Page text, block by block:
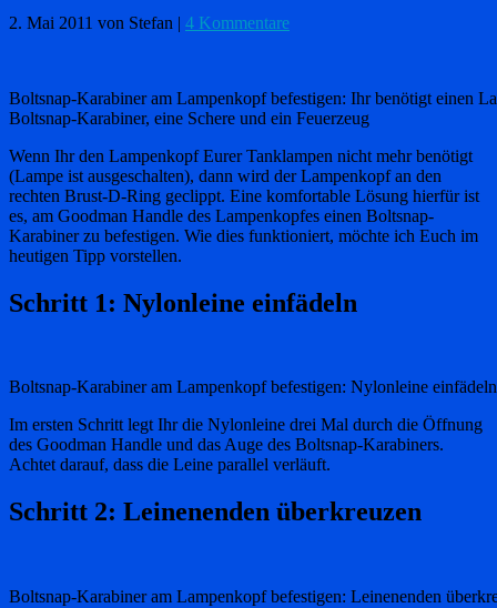
2. Mai 2011 von Stefan | 4 Kommentare
Boltsnap-Karabiner am Lampenkopf befestigen: Ihr benötigt einen
Boltsnap-Karabiner, eine Schere und ein Feuerzeug
Wenn Ihr den Lampenkopf Eurer Tanklampen nicht mehr benötigt
(Lampe ist ausgeschalten), dann wird der Lampenkopf an den
rechten Brust-D-Ring geclippt. Eine komfortable Lösung hierfür ist
es, am Goodman Handle des Lampenkopfes einen Boltsnap-
Karabiner zu befestigen. Wie dies funktioniert, möchte ich Euch im
heutigen Tipp vorstellen.
Schritt 1: Nylonleine einfädeln
Boltsnap-Karabiner am Lampenkopf befestigen: Nylonleine einfädeln
Im ersten Schritt legt Ihr die Nylonleine drei Mal durch die Öffnung
des Goodman Handle und das Auge des Boltsnap-Karabiners.
Achtet darauf, dass die Leine parallel verläuft.
Schritt 2: Leinenenden überkreuzen
Boltsnap-Karabiner am Lampenkopf befestigen: Leinenenden